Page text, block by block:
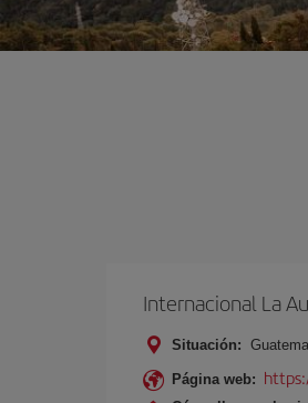
Internacional La
Situación:
Página web: